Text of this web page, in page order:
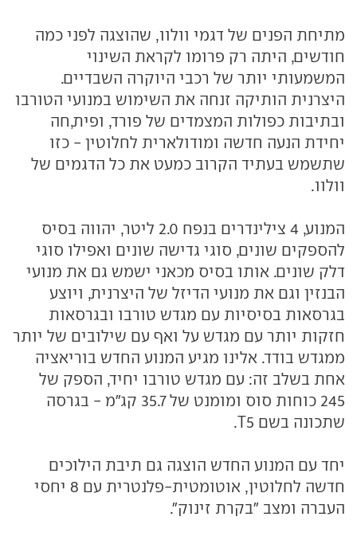
מתיחת הפנים של דגמי וולוו, שהוצגה לפני כמה
חודשים, היתה רק פרומו לקראת השינוי
המשמעותי יותר של רכבי היוקרה השבדיים.
היצרנית הותיקה זנחה את השימוש במנועי הטורבו
ובתיבות כפולות המצמדים של פורד, ופית,חה
יחידת הנעה חדשה ומודולארית לחלוטין - כזו
שתשמש בעתיד הקרוב כמעט את כל הדגמים של
וולוו.
המנוע, 4 צילינדרים בנפח 2.0 ליטר, יהווה בסיס
להספקים שונים, סוגי גדישה שונים ואפילו סוגי
דלק שונים. אותו בסיס מכאני ישמש גם את מנועי
הבנזין וגם את מנועי הדיזל של היצרנית, ויוצע
בגרסאות בסיסיות עם מגדש טורבו ובגרסאות
חזקות יותר עם מגדש על ואף עם שילובים של יותר
ממגדש בודד. אלינו מגיע המנוע החדש בוריאציה
אחת בשלב זה: עם מגדש טורבו יחיד, הספק של
245 כוחות סוס ומומנט של 35.7 קג"מ - בגרסה
שתכונה בשם T5.
יחד עם המנוע החדש הוצגה גם תיבת הילוכים
חדשה לחלוטין, אוטומטית-פלנטרית עם 8 יחסי
העברה ומצב "בקרת זינוק".